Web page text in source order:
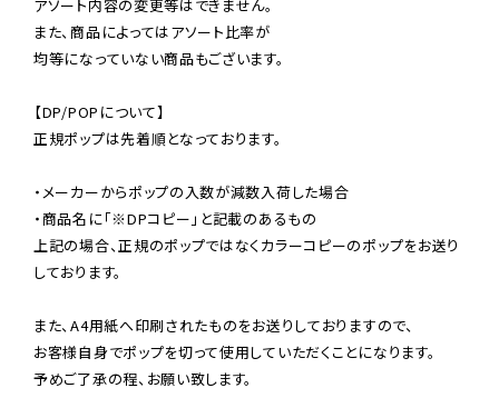
アソート内容の変更等はできません。
また、商品によってはアソート比率が
均等になっていない商品もございます。
【DP/POPについて】
正規ポップは先着順となっております。
・メーカーからポップの入数が減数入荷した場合
・商品名に「※DPコピー」と記載のあるもの
上記の場合、正規のポップではなくカラーコピーのポップをお送り
しております。
また、A4用紙へ印刷されたものをお送りしておりますので、
お客様自身でポップを切って使用していただくことになります。
予めご了承の程、お願い致します。